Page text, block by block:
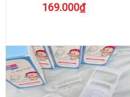
169.000₫